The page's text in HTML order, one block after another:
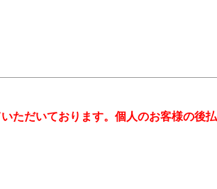
ただいております。個人のお客様の後